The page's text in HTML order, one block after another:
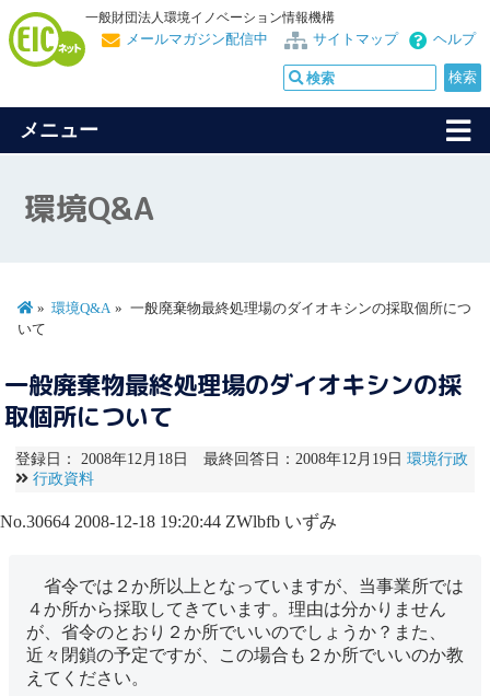
一般財団法人環境イノベーション情報機構
ヘルプ
サイトマップ
メールマガジン配信中
メニュー
環境Q&A
環境Q&A
一般廃棄物最終処理場のダイオキシンの採取個所につ
いて
一般廃棄物最終処理場のダイオキシンの採
取個所について
登録日： 2008年12月18日 最終回答日：2008年12月19日 環境行政
行政資料
No.30664 2008-12-18 19:20:44 ZWlbfb いずみ
省令では２か所以上となっていますが、当事業所では
４か所から採取してきています。理由は分かりません
が、省令のとおり２か所でいいのでしょうか？また、
近々閉鎖の予定ですが、この場合も２か所でいいのか教
えてください。